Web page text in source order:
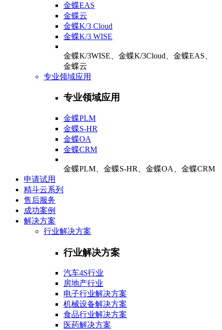
金蝶EAS
金蝶云
金蝶K/3 Cloud
金蝶K/3 WISE
金蝶K/3WISE、金蝶K/3Cloud、金蝶EAS、
金蝶云
专业领域应用
专业领域应用
金蝶PLM
金蝶S-HR
金蝶OA
金蝶CRM
金蝶PLM、金蝶S-HR、金蝶OA、金蝶CRM
申请试用
精斗云系列
售后服务
成功案例
解决方案
行业解决方案
行业解决方案
汽车4S行业
房地产行业
电子行业解决方案
机械设备解决方案
食品行业解决方案
医药解决方案